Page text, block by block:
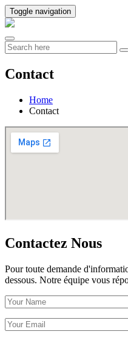
Toggle navigation
Contact
Home
Contact
Contactez Nous
Pour toute demande
dessous. Notre équipe vous